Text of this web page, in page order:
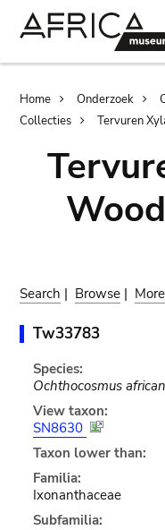
Home Onderzoek
Collecties
Tervuren
Search | Browse |
Tw33783
Species:
Ochthocosmus
View taxon:
SN8630
Taxon lower than:
Familia:
Ixonanthaceae
Subfamilia: